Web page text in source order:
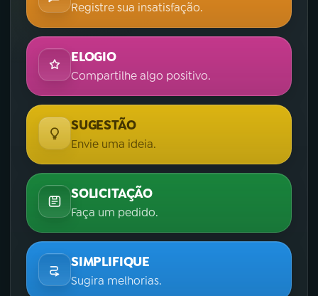
Registre sua insatisfação.
ELOGIO
Compartilhe algo positivo.
SUGESTÃO
Envie uma ideia.
SOLICITAÇÃO
Faça um pedido.
SIMPLIFIQUE
Sugira melhorias.